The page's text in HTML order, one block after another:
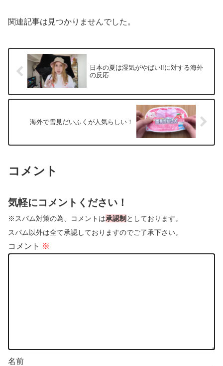
関連記事は見つかりませんでした。
日本の夏は湿気がやばい‼に対する海外
の反応
海外で雪見だいふくが人気らしい！
コメント
気軽にコメントください！
※スパム対策の為、コメントは承認制 としております。
スパム以外は全て承認しておりますのでご了承下さい。
コメント ※
名前